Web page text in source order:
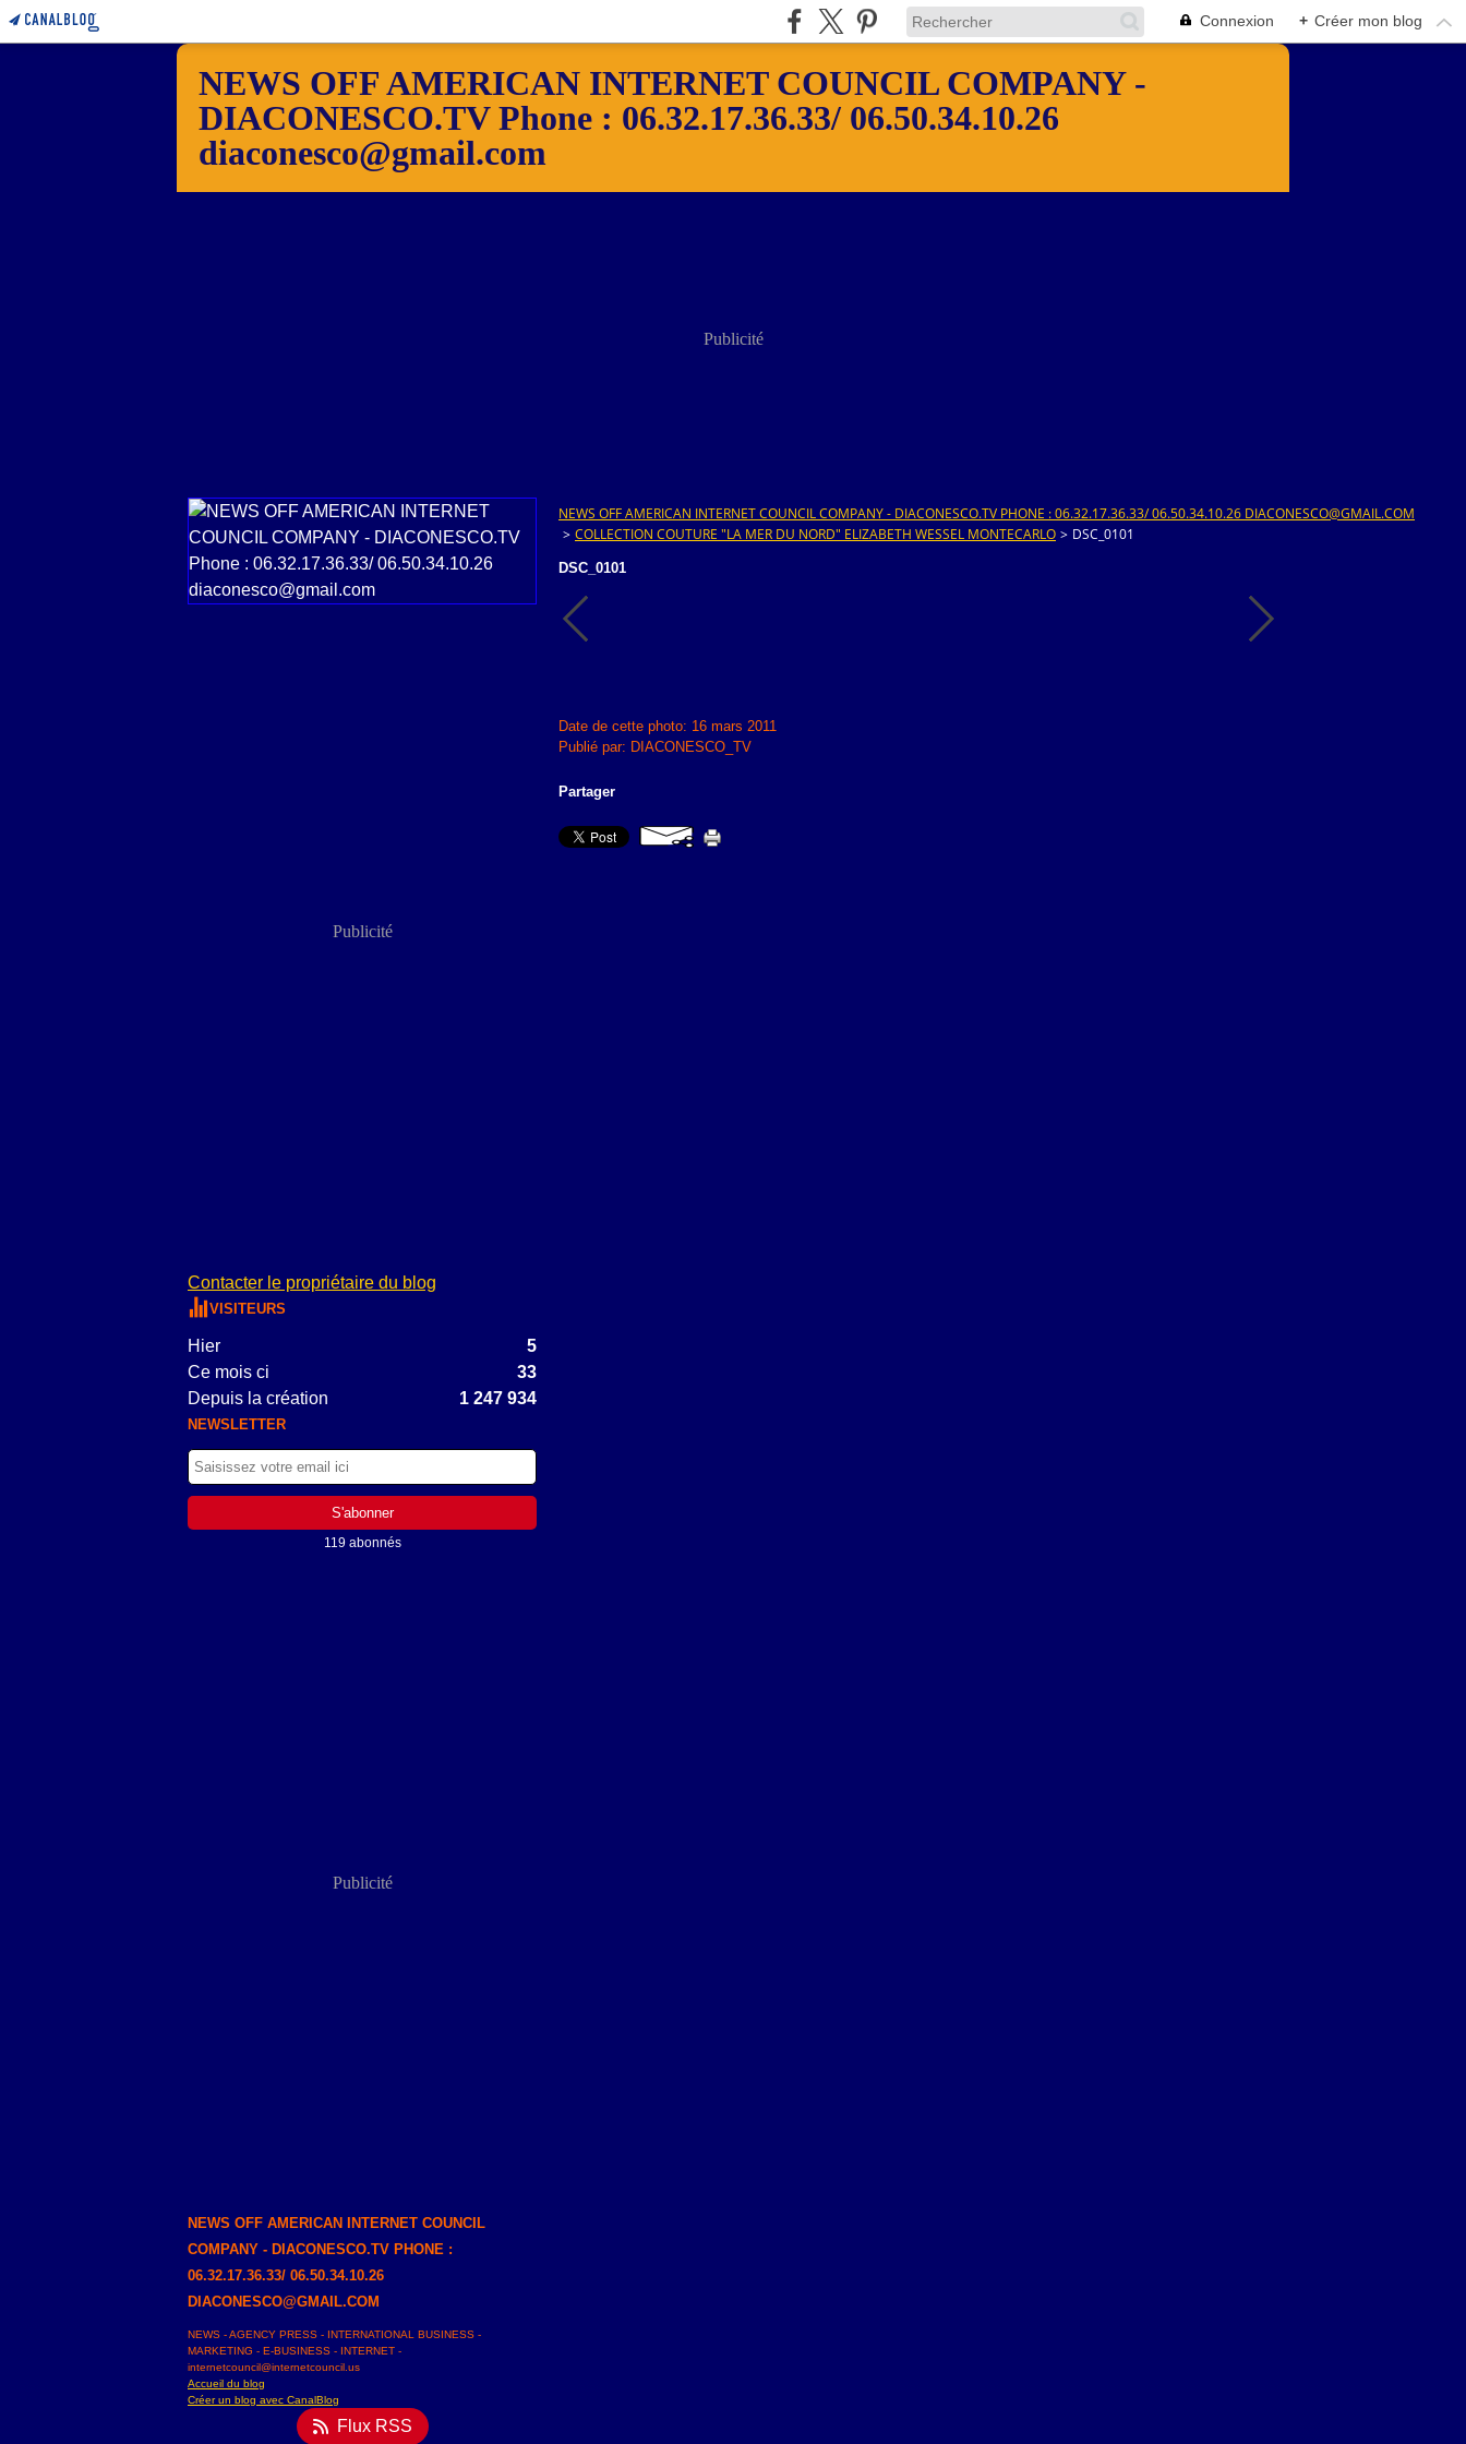
Connexion + Créer mon blog
NEWS OFF AMERICAN INTERNET COUNCIL COMPANY -
DIACONESCO.TV Phone : 06.32.17.36.33/ 06.50.34.10.26
diaconesco@gmail.com
Publicité
Publicité
Contacter le propriétaire du blog
VISITEURS
Hier
5
Ce mois ci
33
Depuis la création
1 247 934
NEWSLETTER
119 abonnés
Publicité
NEWS OFF AMERICAN INTERNET COUNCIL
COMPANY - DIACONESCO.TV PHONE :
06.32.17.36.33/ 06.50.34.10.26
DIACONESCO@GMAIL.COM
NEWS - AGENCY PRESS - INTERNATIONAL BUSINESS -
MARKETING - E-BUSINESS - INTERNET -
internetcouncil@internetcouncil.us
Accueil du blog
Créer un blog avec CanalBlog
Flux RSS
NEWS OFF AMERICAN INTERNET COUNCIL COMPANY - DIACONESCO.TV PHONE : 06.32.17.36.33/ 06.50.34.10.26 DIACONESCO@GMAIL.COM
> COLLECTION COUTURE "LA MER DU NORD" ELIZABETH WESSEL MONTECARLO > DSC_0101
DSC_0101
Date de cette photo: 16 mars 2011
Publié par: DIACONESCO_TV
Partager